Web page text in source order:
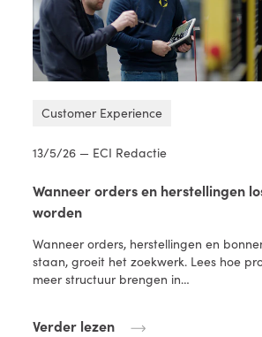
Customer Experience
13/5/26 — ECI Redactie
Wanneer orders en herstellingen
worden
Wanneer orders, herstellingen en
staan, groeit het zoekwerk. Lees hoe
meer structuur brengen in…
Verder lezen